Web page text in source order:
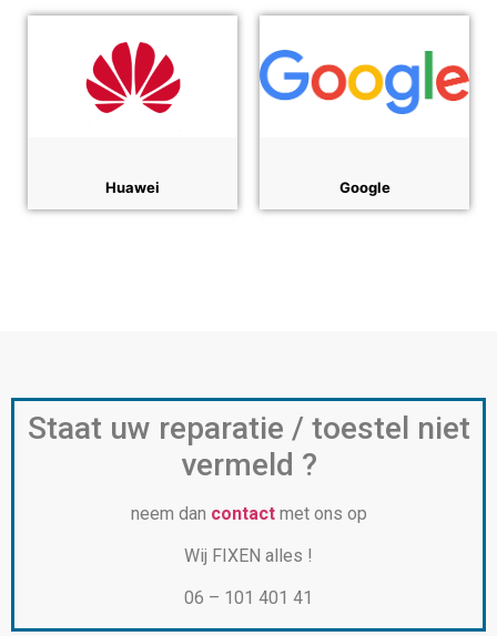
Huawei Google
Staat uw reparatie / toestel niet
vermeld ?
neem dan contactmet ons op
Wij FIXEN alles !
06 – 101 401 41